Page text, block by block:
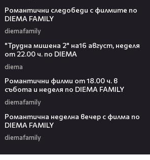
Романтични следобеди с филмите по
DIEMA FAMILY
diemafamily
"Трудна мишена 2" на16 август, неделя
от 22.00 ч. по DIEMA
diema
Романтични филми от 18.00 ч. в
събота и неделя по DIEMA FAMILY
diemafamily
Романтичнa неделна вечер с филма по
DIEMA FAMILY
diemafamily